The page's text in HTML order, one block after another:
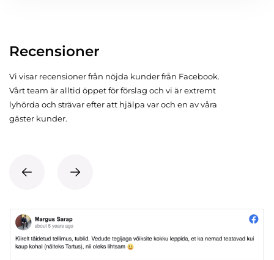
Recensioner
Vi visar recensioner från nöjda kunder från Facebook.
Vårt team är alltid öppet för förslag och vi är extremt
lyhörda och strävar efter att hjälpa var och en av våra
gäster kunder.